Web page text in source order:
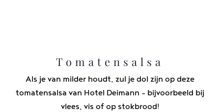
Tomatensalsa
Als je van milder houdt, zul je dol zijn op deze
tomatensalsa van Hotel Deimann - bijvoorbeeld bij
vlees, vis of op stokbrood!